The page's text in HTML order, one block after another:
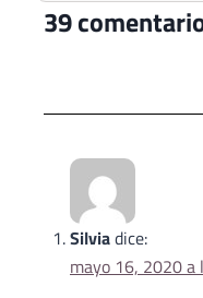
39
Navegación
comentarios
Silviadice:
mayo 16, 2020 a